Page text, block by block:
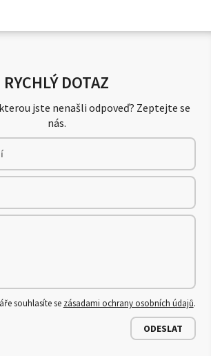
RYCHLÝ DOTAZ
jste nenašli odpoveď? Zeptejte se
nás.
souhlasíte se zásadami ochrany osobních údajů.
ODESLAT